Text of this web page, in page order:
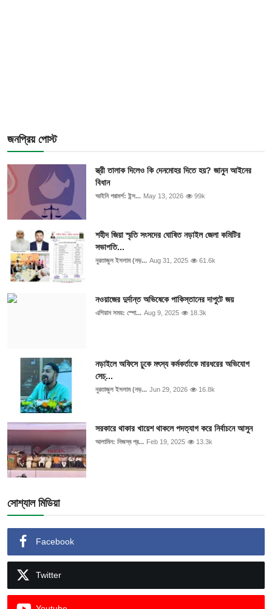
জনপ্রিয় পোস্ট
স্ত্রী তালাক দিলেও কি দেনমোহর দিতে হয়? জানুন আইনের
বিধান
আইনি পরামর্শ: ইন্স... May 13, 2026 99k
শহীদ জিয়া স্মৃতি সংসদের ঘোষিত নড়াইল জেলা কমিটির
সভাপতি...
নুরতাজুল ইসলাম (নড়... Aug 31, 2025 61.6k
নওয়াজের দুর্দান্ত অভিষেকে পাকিস্তানের দাপুটে জয়
এশিয়ান সময়: স্পো... Aug 9, 2025 18.3k
নড়াইলে অফিসে ঢুকে মৎস্য কর্মকর্তাকে মারধরের অভিযোগ
সেচ্...
নুরতাজুল ইসলাম (নড়... Jun 29, 2026 16.8k
সরকারে থাকার খায়েশ থাকলে পদত্যাগ করে নির্বাচনে আসুন
আলামিন: নিজস্ব প্র... Feb 19, 2025 13.3k
সোশ্যাল মিডিয়া
Facebook
Twitter